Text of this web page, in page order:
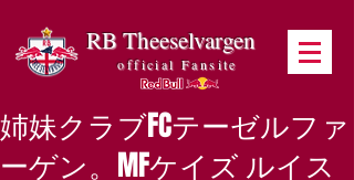
RB Theeselvargen
official Fansite
姉妹クラブFCテーゼルファ
ーゲン。MFケイズ ルイス